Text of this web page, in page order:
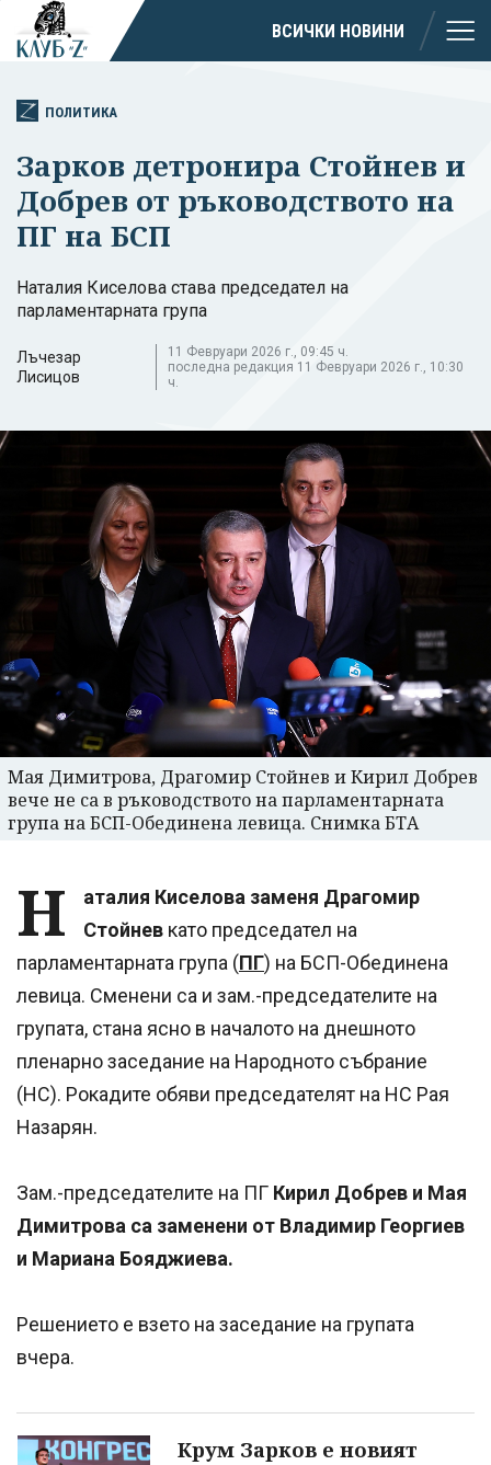
ВСИЧКИ НОВИНИ
ПОЛИТИКА
Зарков детронира Стойнев и
Добрев от ръководството на
ПГ на БСП
Наталия Киселова става председател на
парламентарната група
Лъчезар
Лисицов
11 Февруари 2026 г., 09:45 ч.
последна редакция 11 Февруари 2026 г., 10:30
ч.
Мая Димитрова, Драгомир Стойнев и Кирил Добрев
вече не са в ръководството на парламентарната
група на БСП-Обединена левица. Снимка БТА
Н
аталия Киселова заменя Драгомир
Стойнев като председател на
парламентарната група (ПГ) на БСП-Обединена
левица. Сменени са и зам.-председателите на
групата, стана ясно в началото на днешното
пленарно заседание на Народното събрание
(НС). Рокадите обяви председателят на НС Рая
Назарян.
Зам.-председателите на ПГ Кирил Добрев и Мая
Димитрова са заменени от Владимир Георгиев
и Мариана Бояджиева.
Решението е взето на заседание на групата
вчера.
Крум Зарков е новият